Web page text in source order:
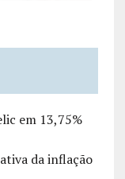
em 13,75%
da inflação